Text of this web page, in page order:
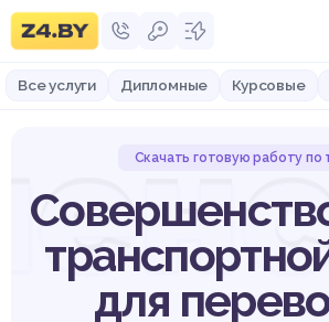
Все услуги Дипломные Курсовые
Скачать готовую работу по
для